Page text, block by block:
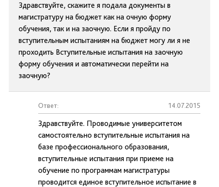
Здравствуйте, скажите я подала документы в
магистратуру на бюджет как на очную форму
обучения, так и на заочную. Если я пройду по
вступительным испытаниям на бюджет могу ли я не
проходить Вступительные испытания на заочную
форму обучения и автоматически перейти на
заочную?
Ответ: 14.07.2015
Здравствуйте. Проводимые университетом
самостоятельно вступительные испытания на
базе профессионального образования,
вступительные испытания при приеме на
обучение по программам магистратуры
проводится единое вступительное испытание в